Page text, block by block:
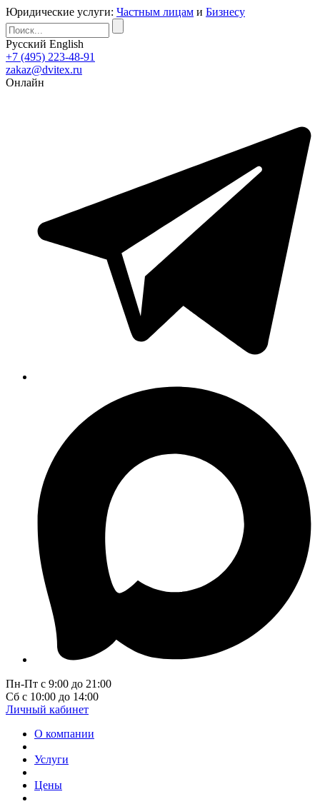
Юридические услуги: Частным лицам и Бизнесу
Русский English
+7 (495) 223-48-91
zakaz@dvitex.ru
Онлайн
Пн-Пт с 9:00 до 21:00
Сб с 10:00 до 14:00
Личный кабинет
О компании
Услуги
Цены